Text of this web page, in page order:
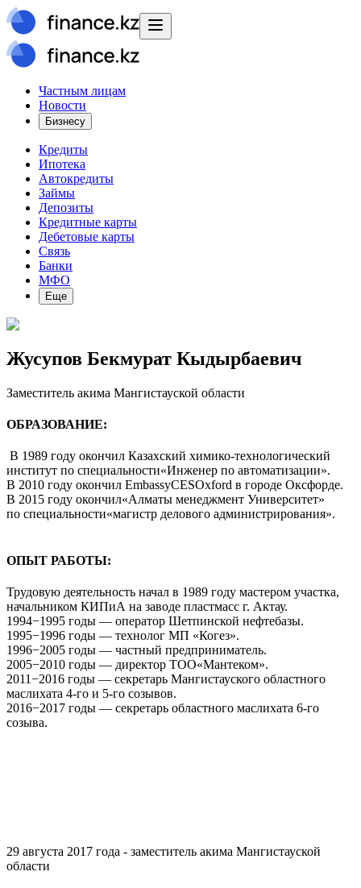
Частным лицам
Новости
Бизнесу
Кредиты
Ипотека
Автокредиты
Займы
Депозиты
Кредитные карты
Дебетовые карты
Связь
Банки
МФО
Еще
Жусупов Бекмурат Кыдырбаевич
Заместитель акима Мангистауской области
ОБРАЗОВАНИЕ:
В 1989 году окончил Казахский химико-технологический
институт по специальности«Инженер по автоматизации».
В 2010 году окончил EmbassyCESOxford в городе Оксфорде.
В 2015 году окончил«Алматы менеджмент Университет»
по специальности«магистр делового администрирования».
ОПЫТ РАБОТЫ:
Трудовую деятельность начал в 1989 году мастером участка,
начальником КИПиА на заводе пластмасс г. Актау.
1994−1995 годы — оператор Шетпинской нефтебазы.
1995−1996 годы — технолог МП «Когез».
1996−2005 годы — частный предприниматель.
2005−2010 годы — директор ТОО«Мантеком».
2011−2016 годы — секретарь Мангистауского областного
маслихата 4-го и 5-го созывов.
2016−2017 годы — секретарь областного маслихата 6-го
созыва.
29 августа 2017 года - заместитель акима Мангистауской
области